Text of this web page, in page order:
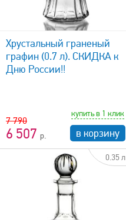
Хрустальный граненый
графин (0.7 л). СКИДКА к
Дню России!!
7 790
6 507
купить в 1 клик
в корзину
быстрый просмотр
0.35 л